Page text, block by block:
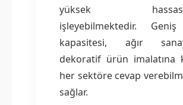
yüksek
işleyebilmektedir.
kapasitesi, ağır
dekoratif ürün imalatına
her sektöre cevap
sağlar.